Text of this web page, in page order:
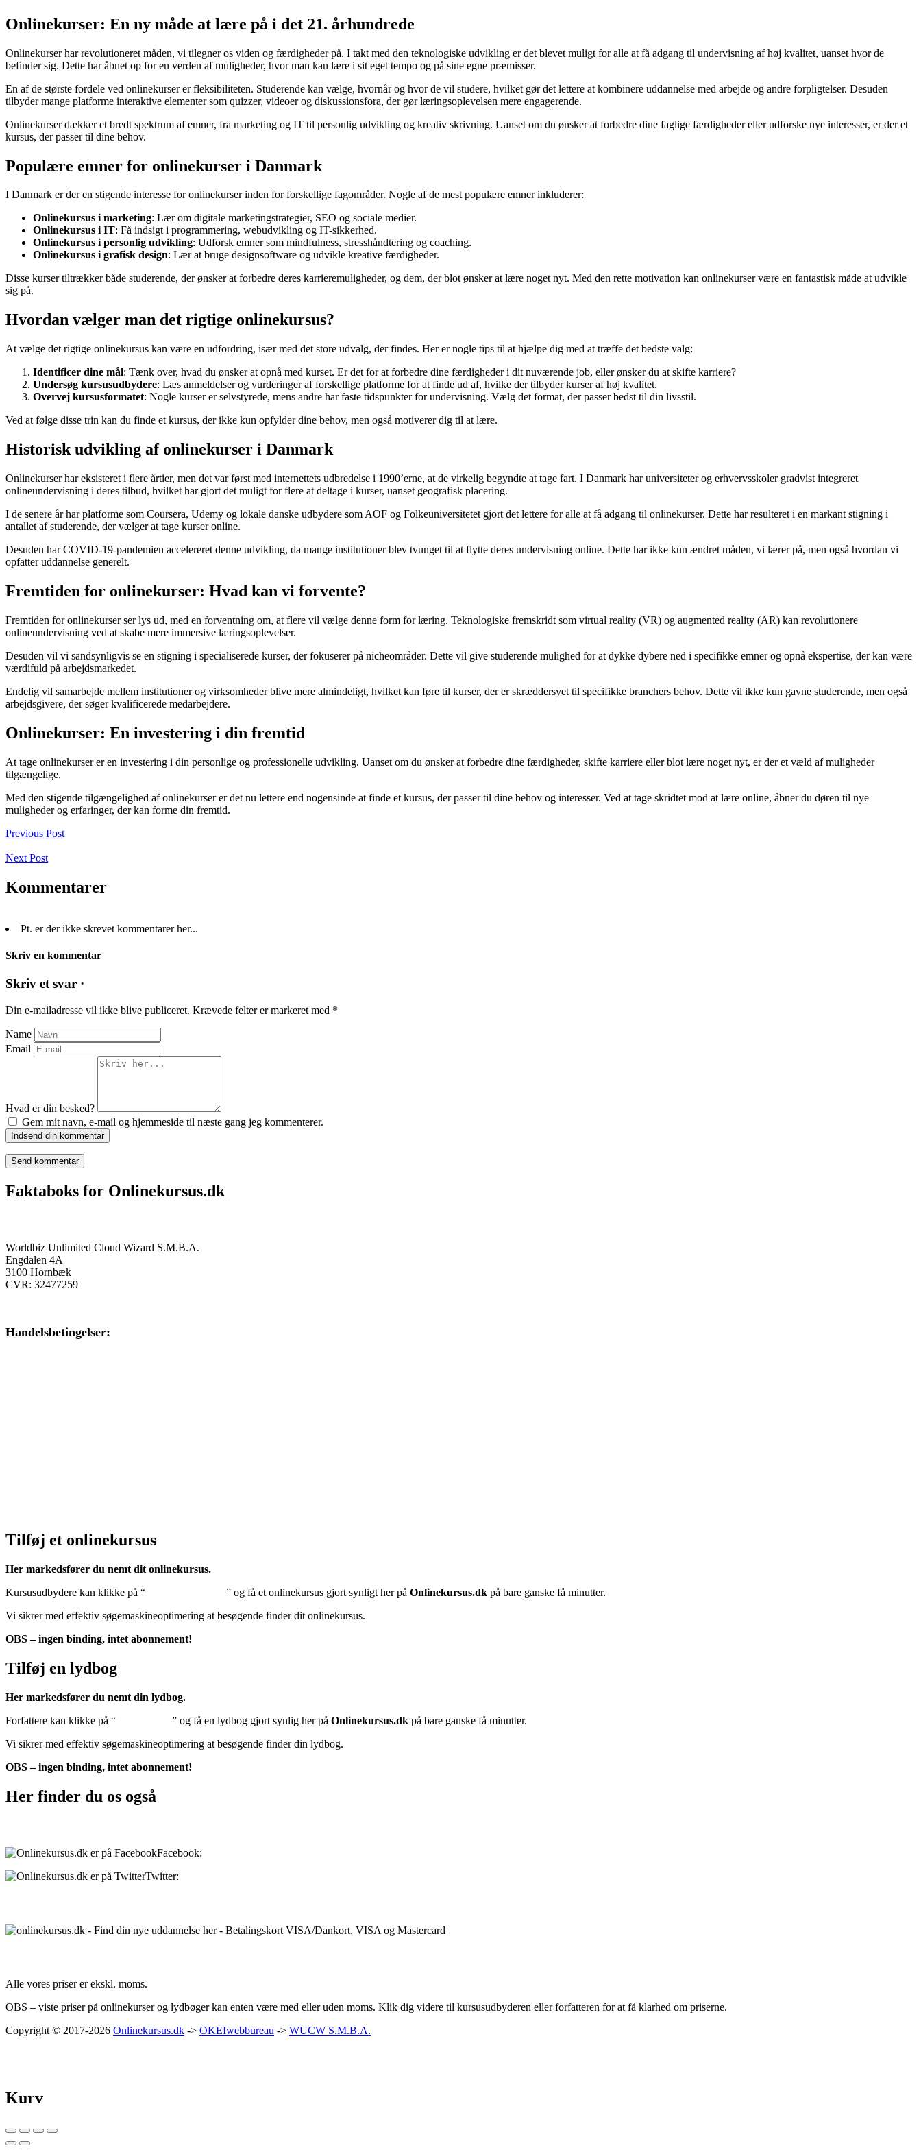
Onlinekurser: En ny måde at lære på i det 21. århundrede
Onlinekurser har revolutioneret måden, vi tilegner os viden og færdigheder på. I takt med den teknologiske udvikling er det blevet muligt for alle at få adgang til undervisning af høj kvalitet, uanset hvor de
befinder sig. Dette har åbnet op for en verden af muligheder, hvor man kan lære i sit eget tempo og på sine egne præmisser.
En af de største fordele ved onlinekurser er fleksibiliteten. Studerende kan vælge, hvornår og hvor de vil studere, hvilket gør det lettere at kombinere uddannelse med arbejde og andre forpligtelser. Desuden
tilbyder mange platforme interaktive elementer som quizzer, videoer og diskussionsfora, der gør læringsoplevelsen mere engagerende.
Onlinekurser dækker et bredt spektrum af emner, fra marketing og IT til personlig udvikling og kreativ skrivning. Uanset om du ønsker at forbedre dine faglige færdigheder eller udforske nye interesser, er der et
kursus, der passer til dine behov.
Populære emner for onlinekurser i Danmark
I Danmark er der en stigende interesse for onlinekurser inden for forskellige fagområder. Nogle af de mest populære emner inkluderer:
Onlinekursus i marketing: Lær om digitale marketingstrategier, SEO og sociale medier.
Onlinekursus i IT: Få indsigt i programmering, webudvikling og IT-sikkerhed.
Onlinekursus i personlig udvikling: Udforsk emner som mindfulness, stresshåndtering og coaching.
Onlinekursus i grafisk design: Lær at bruge designsoftware og udvikle kreative færdigheder.
Disse kurser tiltrækker både studerende, der ønsker at forbedre deres karrieremuligheder, og dem, der blot ønsker at lære noget nyt. Med den rette motivation kan onlinekurser være en fantastisk måde at udvikle
sig på.
Hvordan vælger man det rigtige onlinekursus?
At vælge det rigtige onlinekursus kan være en udfordring, især med det store udvalg, der findes. Her er nogle tips til at hjælpe dig med at træffe det bedste valg:
Identificer dine mål: Tænk over, hvad du ønsker at opnå med kurset. Er det for at forbedre dine færdigheder i dit nuværende job, eller ønsker du at skifte karriere?
Undersøg kursusudbydere: Læs anmeldelser og vurderinger af forskellige platforme for at finde ud af, hvilke der tilbyder kurser af høj kvalitet.
Overvej kursusformatet: Nogle kurser er selvstyrede, mens andre har faste tidspunkter for undervisning. Vælg det format, der passer bedst til din livsstil.
Ved at følge disse trin kan du finde et kursus, der ikke kun opfylder dine behov, men også motiverer dig til at lære.
Historisk udvikling af onlinekurser i Danmark
Onlinekurser har eksisteret i flere årtier, men det var først med internettets udbredelse i 1990’erne, at de virkelig begyndte at tage fart. I Danmark har universiteter og erhvervsskoler gradvist integreret
onlineundervisning i deres tilbud, hvilket har gjort det muligt for flere at deltage i kurser, uanset geografisk placering.
I de senere år har platforme som Coursera, Udemy og lokale danske udbydere som AOF og Folkeuniversitetet gjort det lettere for alle at få adgang til onlinekurser. Dette har resulteret i en markant stigning i
antallet af studerende, der vælger at tage kurser online.
Desuden har COVID-19-pandemien accelereret denne udvikling, da mange institutioner blev tvunget til at flytte deres undervisning online. Dette har ikke kun ændret måden, vi lærer på, men også hvordan vi
opfatter uddannelse generelt.
Fremtiden for onlinekurser: Hvad kan vi forvente?
Fremtiden for onlinekurser ser lys ud, med en forventning om, at flere vil vælge denne form for læring. Teknologiske fremskridt som virtual reality (VR) og augmented reality (AR) kan revolutionere
onlineundervisning ved at skabe mere immersive læringsoplevelser.
Desuden vil vi sandsynligvis se en stigning i specialiserede kurser, der fokuserer på nicheområder. Dette vil give studerende mulighed for at dykke dybere ned i specifikke emner og opnå ekspertise, der kan være
værdifuld på arbejdsmarkedet.
Endelig vil samarbejde mellem institutioner og virksomheder blive mere almindeligt, hvilket kan føre til kurser, der er skræddersyet til specifikke branchers behov. Dette vil ikke kun gavne studerende, men også
arbejdsgivere, der søger kvalificerede medarbejdere.
Onlinekurser: En investering i din fremtid
At tage onlinekurser er en investering i din personlige og professionelle udvikling. Uanset om du ønsker at forbedre dine færdigheder, skifte karriere eller blot lære noget nyt, er der et væld af muligheder
tilgængelige.
Med den stigende tilgængelighed af onlinekurser er det nu lettere end nogensinde at finde et kursus, der passer til dine behov og interesser. Ved at tage skridtet mod at lære online, åbner du døren til nye
muligheder og erfaringer, der kan forme din fremtid.
Previous Post
Next Post
Kommentarer
Pt. er der ikke skrevet kommentarer her...
Skriv en kommentar
Skriv et svar ·
Din e-mailadresse vil ikke blive publiceret. Krævede felter er markeret med *
Name
Email
Hvad er din besked?
Gem mit navn, e-mail og hjemmeside til næste gang jeg kommenterer.
Indsend din kommentar
Faktaboks for Onlinekursus.dk
Worldbiz Unlimited Cloud Wizard S.M.B.A.
Engdalen 4A
3100 Hornbæk
CVR: 32477259
Handelsbetingelser:
Tilføj et onlinekursus
Her markedsfører du nemt dit onlinekursus.
Kursusudbydere kan klikke på “
” og få et onlinekursus gjort synligt her på Onlinekursus.dk på bare ganske få minutter.
Vi sikrer med effektiv søgemaskineoptimering at besøgende finder dit onlinekursus.
OBS – ingen binding, intet abonnement!
Tilføj en lydbog
Her markedsfører du nemt din lydbog.
Forfattere kan klikke på “
” og få en lydbog gjort synlig her på Onlinekursus.dk på bare ganske få minutter.
Vi sikrer med effektiv søgemaskineoptimering at besøgende finder din lydbog.
OBS – ingen binding, intet abonnement!
Her finder du os også
Facebook:
Twitter:
Alle vores priser er ekskl. moms.
OBS – viste priser på onlinekurser og lydbøger kan enten være med eller uden moms. Klik dig videre til kursusudbyderen eller forfatteren for at få klarhed om priserne.
Copyright © 2017-2026 Onlinekursus.dk -> OKEIwebbureau -> WUCW S.M.B.A.
Kurv